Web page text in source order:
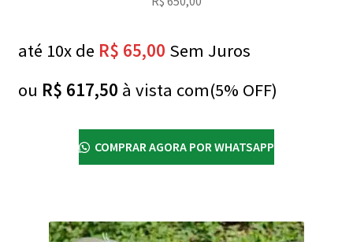
até 10x de R$ 65,00 Sem Juros
ou R$ 617,50 à vista com(5% OFF)
COMPRAR AGORA POR WHATSAPP